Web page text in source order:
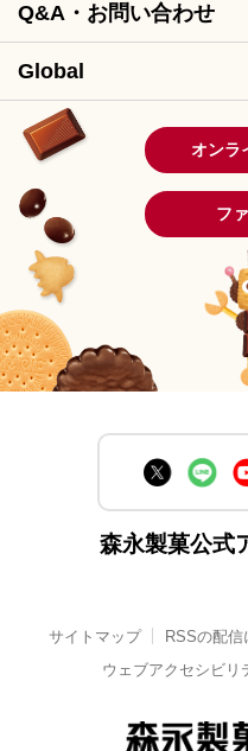
Q&A・お問い合わせ
Global
オンラ
フ
森永製菓公式
サイトマップ RSSの配信
ウェブアクセシビリ